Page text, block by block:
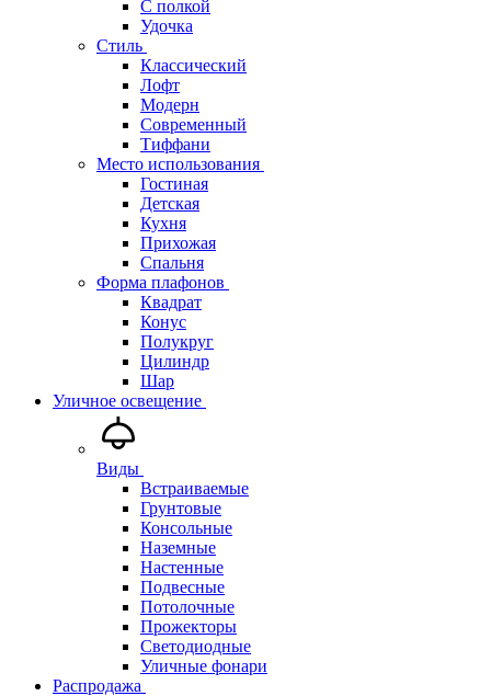
С полкой
Удочка
Стиль
Классический
Лофт
Модерн
Современный
Тиффани
Место использования
Гостиная
Детская
Кухня
Прихожая
Спальня
Форма плафонов
Квадрат
Конус
Полукруг
Цилиндр
Шар
Уличное освещение
Виды
Встраиваемые
Грунтовые
Консольные
Наземные
Настенные
Подвесные
Потолочные
Прожекторы
Светодиодные
Уличные фонари
Распродажа